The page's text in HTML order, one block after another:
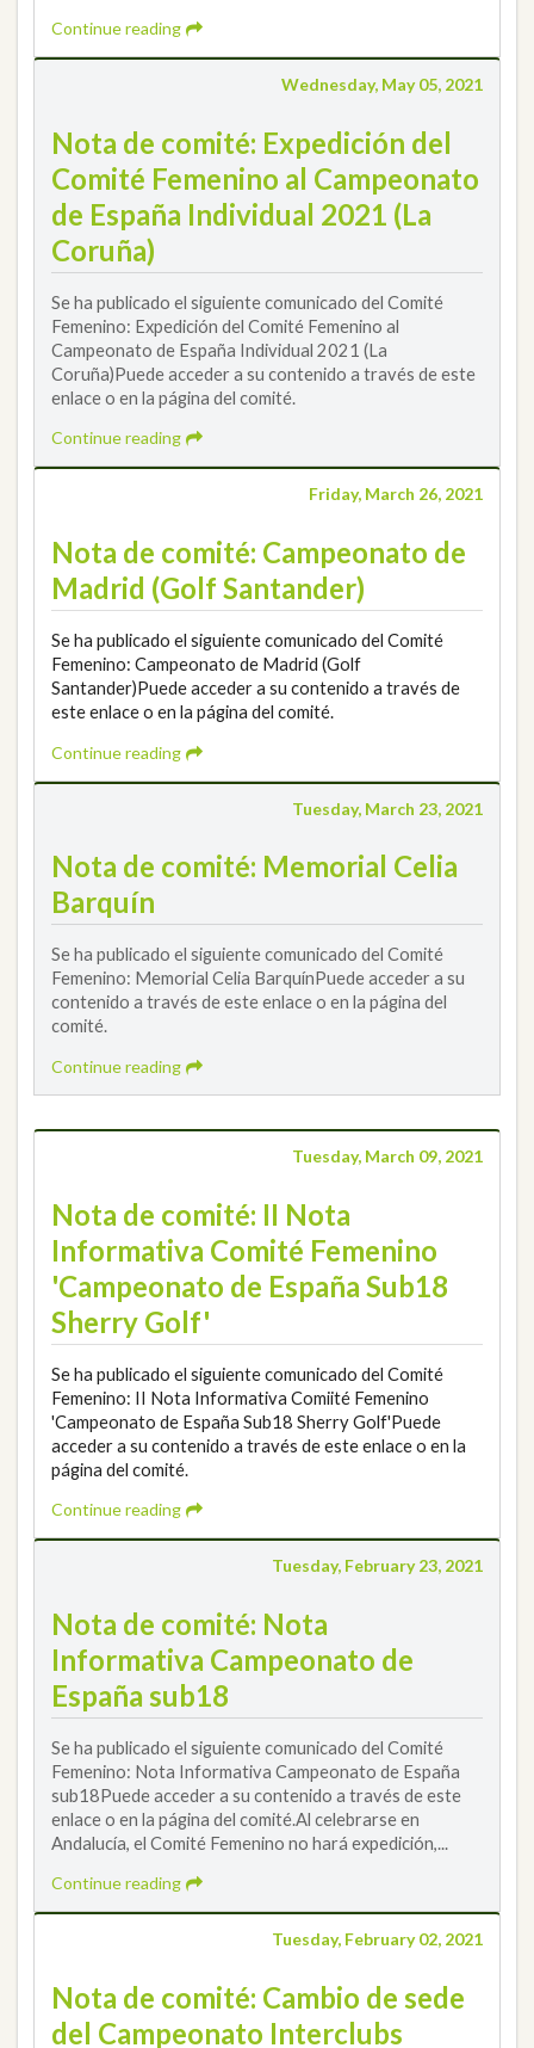
Continue reading
Wednesday, May 05, 2021
Nota de comité: Expedición del
Comité Femenino al Campeonato
de España Individual 2021 (La
Coruña)
Se ha publicado el siguiente comunicado del Comité
Femenino: Expedición del Comité Femenino al
Campeonato de España Individual 2021 (La
Coruña)Puede acceder a su contenido a través de este
enlace o en la página del comité.
Continue reading
Friday, March 26, 2021
Nota de comité: Campeonato de
Madrid (Golf Santander)
Se ha publicado el siguiente comunicado del Comité
Femenino: Campeonato de Madrid (Golf
Santander)Puede acceder a su contenido a través de
este enlace o en la página del comité.
Continue reading
Tuesday, March 23, 2021
Nota de comité: Memorial Celia
Barquín
Se ha publicado el siguiente comunicado del Comité
Femenino: Memorial Celia BarquínPuede acceder a su
contenido a través de este enlace o en la página del
comité.
Continue reading
Tuesday, March 09, 2021
Nota de comité: II Nota
Informativa Comité Femenino
'Campeonato de España Sub18
Sherry Golf'
Se ha publicado el siguiente comunicado del Comité
Femenino: II Nota Informativa Comiité Femenino
'Campeonato de España Sub18 Sherry Golf'Puede
acceder a su contenido a través de este enlace o en la
página del comité.
Continue reading
Tuesday, February 23, 2021
Nota de comité: Nota
Informativa Campeonato de
España sub18
Se ha publicado el siguiente comunicado del Comité
Femenino: Nota Informativa Campeonato de España
sub18Puede acceder a su contenido a través de este
enlace o en la página del comité.Al celebrarse en
Andalucía, el Comité Femenino no hará expedición,...
Continue reading
Tuesday, February 02, 2021
Nota de comité: Cambio de sede
del Campeonato Interclubs